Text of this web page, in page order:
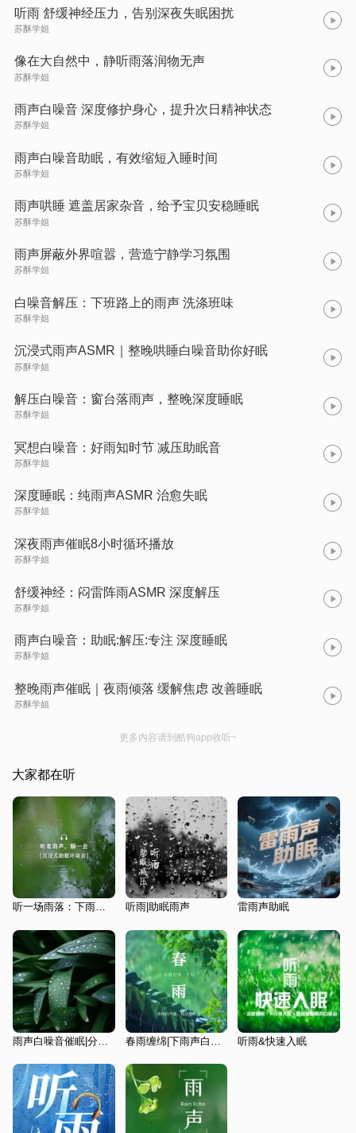
听雨 舒缓神经压力，告别深夜失眠困扰
苏酥学姐
像在大自然中，静听雨落润物无声
苏酥学姐
雨声白噪音 深度修护身心，提升次日精神状态
苏酥学姐
雨声白噪音助眠，有效缩短入睡时间
苏酥学姐
雨声哄睡 遮盖居家杂音，给予宝贝安稳睡眠
苏酥学姐
雨声屏蔽外界喧嚣，营造宁静学习氛围
苏酥学姐
白噪音解压：下班路上的雨声 洗涤班味
苏酥学姐
沉浸式雨声ASMR｜整晚哄睡白噪音助你好眠
苏酥学姐
解压白噪音：窗台落雨声，整晚深度睡眠
苏酥学姐
冥想白噪音：好雨知时节 减压助眠音
苏酥学姐
深度睡眠：纯雨声ASMR 治愈失眠
苏酥学姐
深夜雨声催眠8小时循环播放
苏酥学姐
舒缓神经：闷雷阵雨ASMR 深度解压
苏酥学姐
雨声白噪音：助眠:解压:专注 深度睡眠
苏酥学姐
整晚雨声催眠｜夜雨倾落 缓解焦虑 改善睡眠
苏酥学姐
更多内容请到酷狗app收听~
大家都在听
听一场雨落：下雨白噪音助眠、舒压、伴学 听雨|助眠雨声 雷雨声助眠
听雨&快速入眠